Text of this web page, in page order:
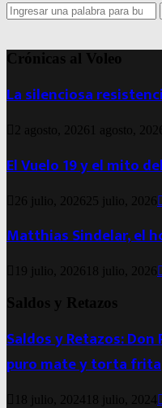
Search
for:
Crónicas al Voleo
La silenciosa
2 agosto, 2026 1 agosto,
El Vuelo 19 y el mito
26 julio, 2026 25 julio, 2026
Matthias Sindelar, el
19 julio, 2026 18 julio, 2026
Saldos y Retazos
Saldos y Retazos: Don
puro mate y torta frita
18 julio, 2024 18 julio, 2024